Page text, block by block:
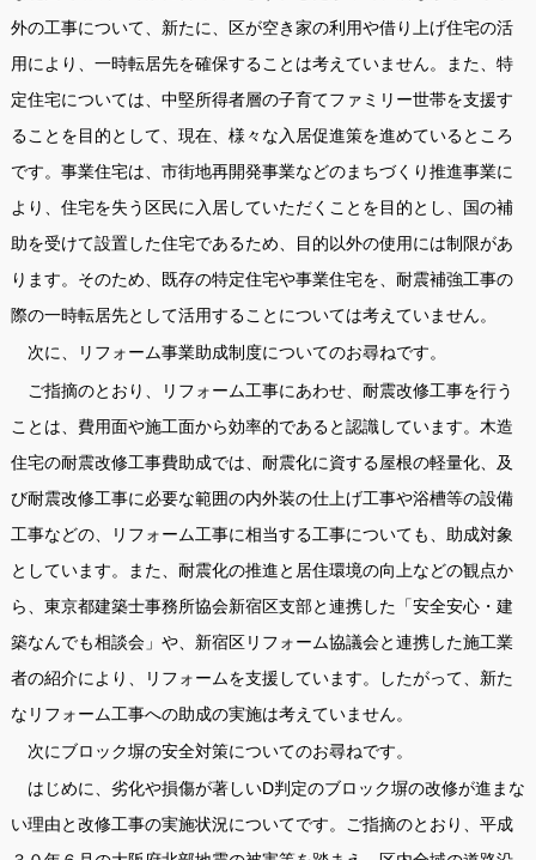
外の工事について、新たに、区が空き家の利用や借り上げ住宅の活
用により、一時転居先を確保することは考えていません。また、特
定住宅については、中堅所得者層の子育てファミリー世帯を支援す
ることを目的として、現在、様々な入居促進策を進めているところ
です。事業住宅は、市街地再開発事業などのまちづくり推進事業に
より、住宅を失う区民に入居していただくことを目的とし、国の補
助を受けて設置した住宅であるため、目的以外の使用には制限があ
ります。そのため、既存の特定住宅や事業住宅を、耐震補強工事の
際の一時転居先として活用することについては考えていません。
次に、リフォーム事業助成制度についてのお尋ねです。
ご指摘のとおり、リフォーム工事にあわせ、耐震改修工事を行う
ことは、費用面や施工面から効率的であると認識しています。木造
住宅の耐震改修工事費助成では、耐震化に資する屋根の軽量化、及
び耐震改修工事に必要な範囲の内外装の仕上げ工事や浴槽等の設備
工事などの、リフォーム工事に相当する工事についても、助成対象
としています。また、耐震化の推進と居住環境の向上などの観点か
ら、東京都建築士事務所協会新宿区支部と連携した「安全安心・建
築なんでも相談会」や、新宿区リフォーム協議会と連携した施工業
者の紹介により、リフォームを支援しています。したがって、新た
なリフォーム工事への助成の実施は考えていません。
次にブロック塀の安全対策についてのお尋ねです。
はじめに、劣化や損傷が著しいD判定のブロック塀の改修が進まな
い理由と改修工事の実施状況についてです。ご指摘のとおり、平成